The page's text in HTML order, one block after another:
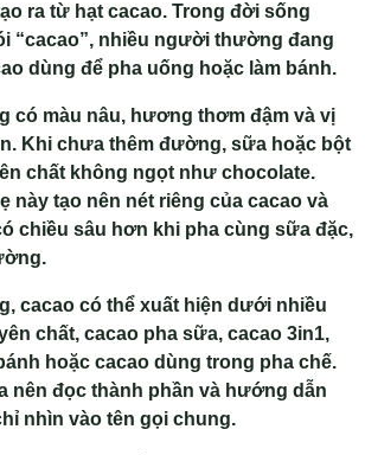
ra từ hạt cacao. Trong đời sống
“cacao”, nhiều người thường đang
dùng để pha uống hoặc làm bánh.
có màu nâu, hương thơm đậm và vị
Khi chưa thêm đường, sữa hoặc bột
chất không ngọt như chocolate.
này tạo nên nét riêng của cacao và
chiều sâu hơn khi pha cùng sữa đặc,
cacao có thể xuất hiện dưới nhiều
chất, cacao pha sữa, cacao 3in1,
hoặc cacao dùng trong pha chế.
nên đọc thành phần và hướng dẫn
nhìn vào tên gọi chung.